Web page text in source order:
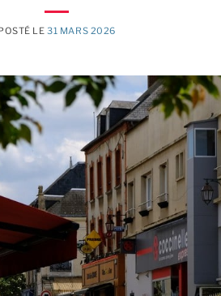
LE31 MARS 2026